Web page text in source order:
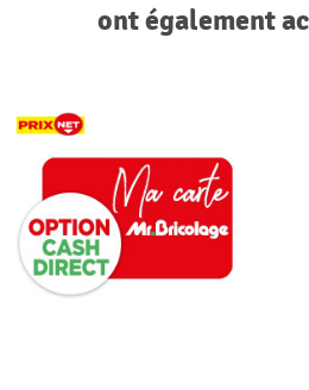
ont également